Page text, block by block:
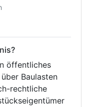
öffentliches
Baulasten
rechtliche